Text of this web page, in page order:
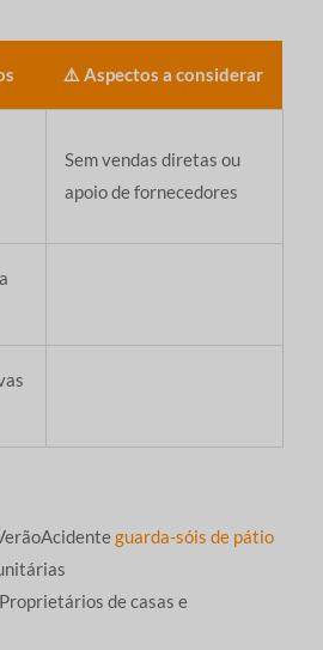
⚠️ Aspectos a considerar
Sem vendas diretas ou
apoio de fornecedores
guarda-sóis de pátio
Proprietários de casas e